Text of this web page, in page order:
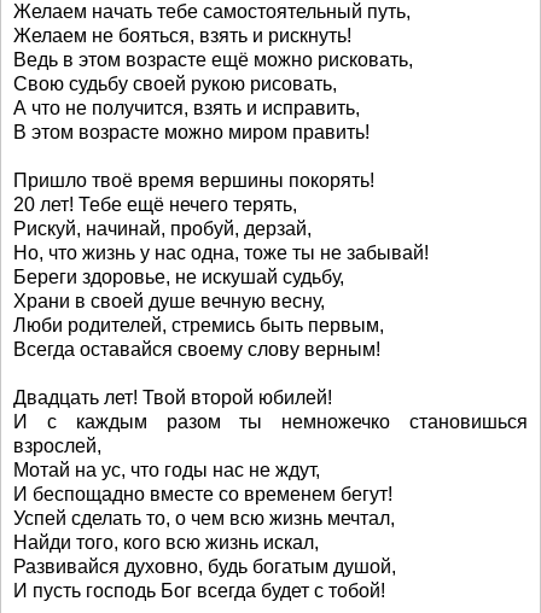
Желаем начать тебе самостоятельный путь,
Желаем не бояться, взять и рискнуть!
Ведь в этом возрасте ещё можно рисковать,
Свою судьбу своей рукою рисовать,
А что не получится, взять и исправить,
В этом возрасте можно миром править!
Пришло твоё время вершины покорять!
20 лет! Тебе ещё нечего терять,
Рискуй, начинай, пробуй, дерзай,
Но, что жизнь у нас одна, тоже ты не забывай!
Береги здоровье, не искушай судьбу,
Храни в своей душе вечную весну,
Люби родителей, стремись быть первым,
Всегда оставайся своему слову верным!
Двадцать лет! Твой второй юбилей!
И с каждым разом ты немножечко становишься
взрослей,
Мотай на ус, что годы нас не ждут,
И беспощадно вместе со временем бегут!
Успей сделать то, о чем всю жизнь мечтал,
Найди того, кого всю жизнь искал,
Развивайся духовно, будь богатым душой,
И пусть господь Бог всегда будет с тобой!